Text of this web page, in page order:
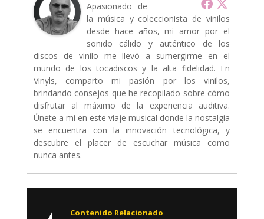
Apasionado de
la música y coleccionista de vinilos
desde hace años, mi amor por el
sonido cálido y auténtico de los
discos de vinilo me llevó a sumergirme en el
mundo de los tocadiscos y la alta fidelidad. En
Vinyls, comparto mi pasión por los vinilos,
brindando consejos que he recopilado sobre cómo
disfrutar al máximo de la experiencia auditiva.
Únete a mí en este viaje musical donde la nostalgia
se encuentra con la innovación tecnológica, y
descubre el placer de escuchar música como
nunca antes.
Contenido Relacionado